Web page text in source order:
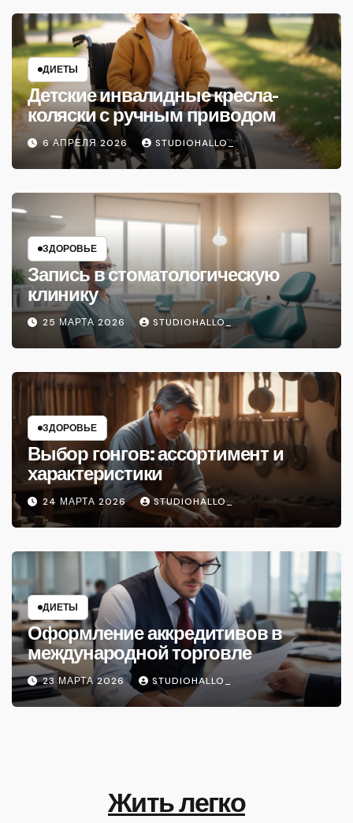
ДИЕТЫ
Детские инвалидные кресла-
коляски с ручным приводом
6 АПРЕЛЯ 2026 STUDIOHALLO_
ЗДОРОВЬЕ
Запись в стоматологическую
клинику
25 МАРТА 2026 STUDIOHALLO_
ЗДОРОВЬЕ
Выбор гонгов: ассортимент и
характеристики
24 МАРТА 2026 STUDIOHALLO_
ДИЕТЫ
Оформление аккредитивов в
международной торговле
23 МАРТА 2026 STUDIOHALLO_
Жить легко